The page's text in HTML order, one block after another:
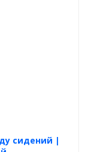
обеспечивает
сидений |